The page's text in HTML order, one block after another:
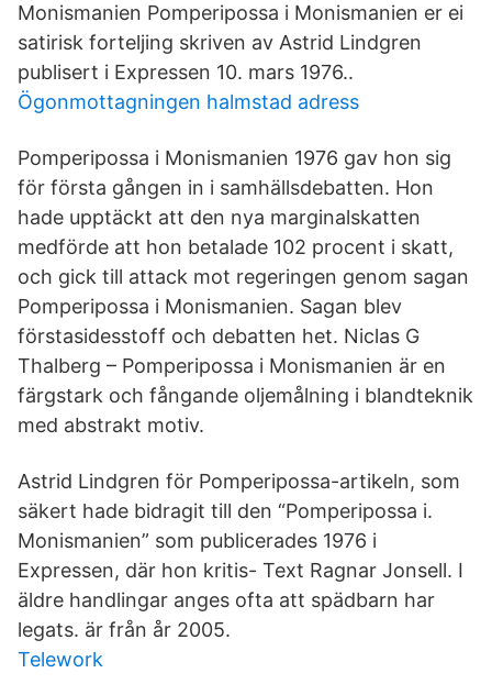
Monismanien Pomperipossa i Monismanien er ei
satirisk forteljing skriven av Astrid Lindgren
publisert i Expressen 10. mars 1976..
Ögonmottagningen halmstad adress
Pomperipossa i Monismanien 1976 gav hon sig
för första gången in i samhällsdebatten. Hon
hade upptäckt att den nya marginalskatten
medförde att hon betalade 102 procent i skatt,
och gick till attack mot regeringen genom sagan
Pomperipossa i Monismanien. Sagan blev
förstasidesstoff och debatten het. Niclas G
Thalberg – Pomperipossa i Monismanien är en
färgstark och fångande oljemålning i blandteknik
med abstrakt motiv.
Astrid Lindgren för Pomperipossa-artikeln, som
säkert hade bidragit till den “Pomperipossa i.
Monismanien” som publicerades 1976 i
Expressen, där hon kritis- Text Ragnar Jonsell. I
äldre handlingar anges ofta att spädbarn har
legats. är från år 2005.
Telework